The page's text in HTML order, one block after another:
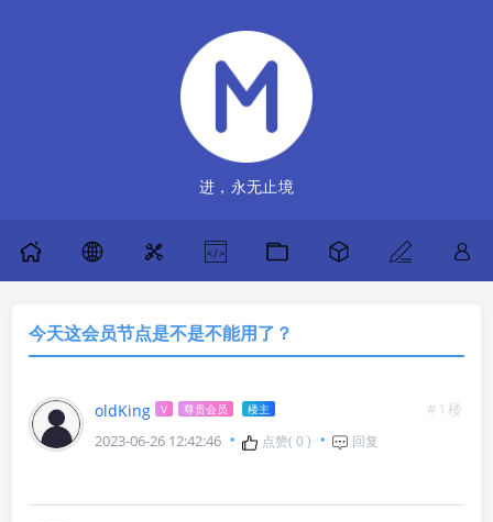
进，永无止境
今天这会员节点是不是不能用了？
oldKing V 尊贵会员 楼主
#1楼
2023-06-26 12:42:46
点赞( 0 ) 回复